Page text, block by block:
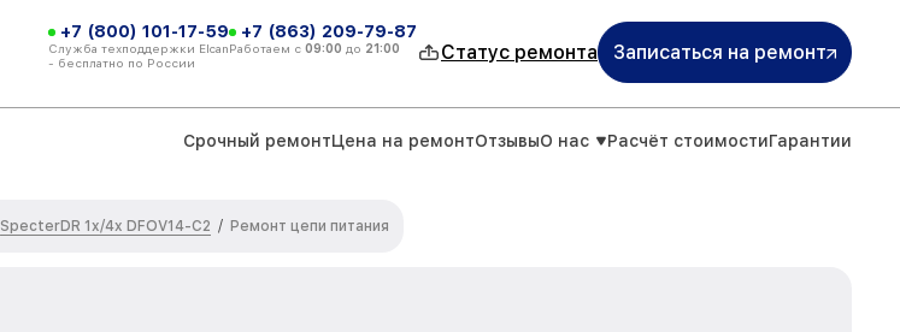
+7 (800) 101-17-59
Служба техподдержки Elcan
- бесплатно по России
+7 (863) 209-79-87
Работаем с 09:00 до 21:00 Статус ремонта Записаться на ремонт
Срочный ремонтЦена на ремонтОтзывыО нас Расчёт стоимостиГарантии
SpecterDR 1x/4x DFOV14-C2 / Ремонт цепи питания